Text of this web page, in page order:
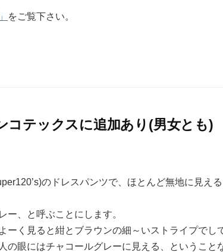
をご覧下さい。
コテックスに追加あり(男女とも)
のドレスパンツで、ほとんど無地に見え
ー、と呼ぶことにします。
ーく見ると紺とブラウンの細～いストライプでし
の眼にはチャコールグレーに見える、ということ